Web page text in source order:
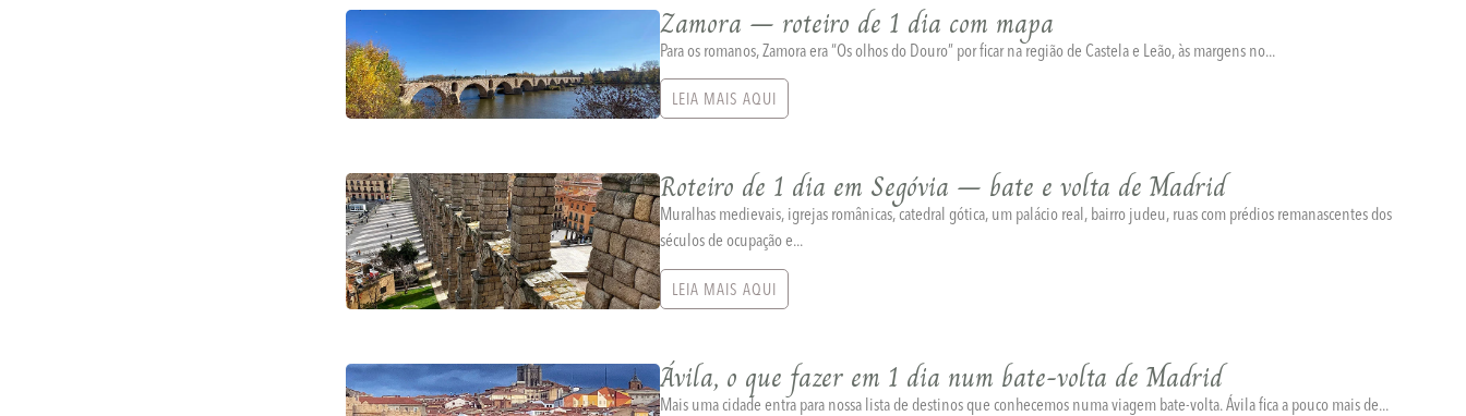
Zamora – roteiro de 1 dia com mapa
Para os romanos, Zamora era “Os olhos do Douro” por ficar na região de Castela e Leão, às margens no...
LEIA MAIS AQUI
Roteiro de 1 dia em Segóvia – bate e volta de Madrid
Muralhas medievais, igrejas românicas, catedral gótica, um palácio real, bairro judeu, ruas com prédios remanascentes dos
séculos de ocupação e...
LEIA MAIS AQUI
Ávila, o que fazer em 1 dia num bate-volta de Madrid
Mais uma cidade entra para nossa lista de destinos que conhecemos numa viagem bate-volta. Ávila fica a pouco mais de...